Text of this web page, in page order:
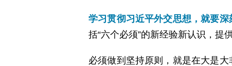
学习贯彻习近平外交思想，就要深
括“六个必须”的新经验新认识，提
必须做到坚持原则，就是在大是